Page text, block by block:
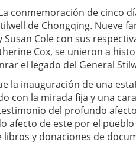
conmemoración de cinco
de Chongqing. Nueve
Cole con sus
Cox, se unieron a
el legado del General
la inauguración de una
con la mirada fija y una
del profundo
afecto de este por el
libros y donaciones de